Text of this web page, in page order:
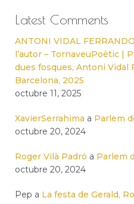
Latest Comments
ANTONI VIDAL
l’autor – TornaveuPoètic |
dues fosques, Antoni Vidal
Barcelona, 2025
octubre 11, 2025
XavierSerrahima a Parlem
octubre 20, 2024
Roger Vilà Padró a Parlem
octubre 20, 2024
Pep a La festa de Gerald,